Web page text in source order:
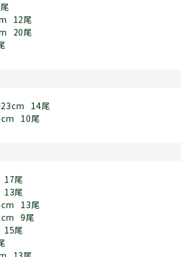
12尾
20尾
14尾
10尾
17尾
13尾
13尾
9尾
15尾